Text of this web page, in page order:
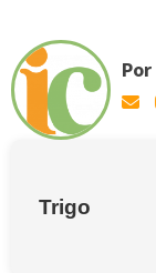
Por
Trigo